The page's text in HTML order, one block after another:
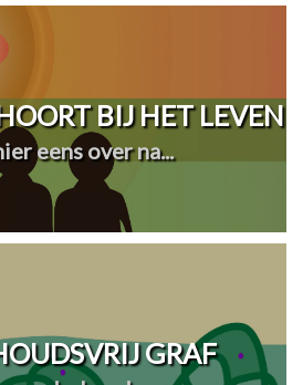
BIJ HET LEVEN
eens over na...
GRAF